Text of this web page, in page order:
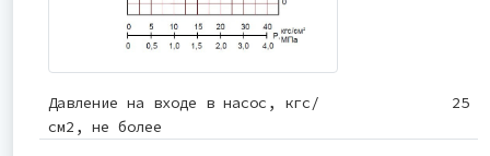
Давление на входе в насос, кгс/
см2, не более
25